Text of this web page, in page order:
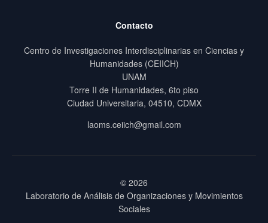
Contacto
Centro de Investigaciones Interdisciplinarias en Ciencias y
Humanidades (CEIICH)
UNAM
Torre II de Humanidades, 6to piso
Ciudad Universitaria, 04510, CDMX
laoms.ceiich@gmail.com
© 2026
Laboratorio de Análisis de Organizaciones y Movimientos
Sociales